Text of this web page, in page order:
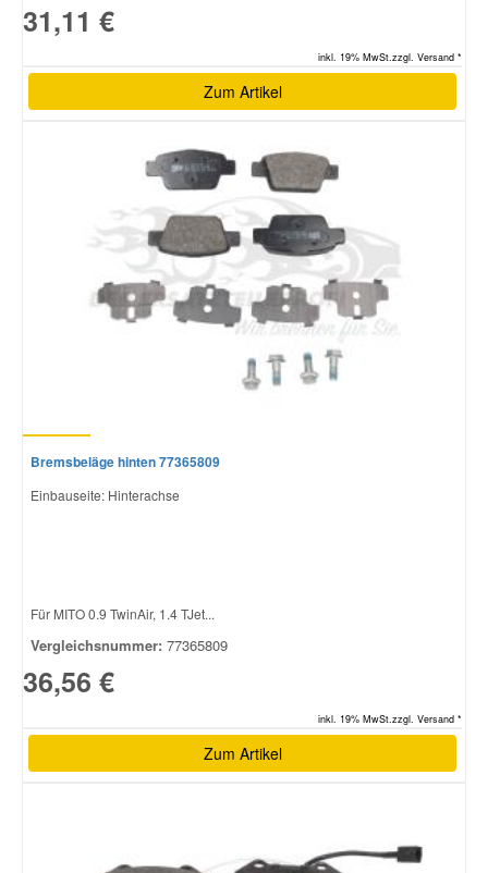
31,11 €
inkl. 19% MwSt.zzgl. Versand *
Zum Artikel
Bremsbeläge hinten 77365809
Einbauseite: Hinterachse
Für MITO 0.9 TwinAir, 1.4 TJet...
Vergleichsnummer: 77365809
36,56 €
inkl. 19% MwSt.zzgl. Versand *
Zum Artikel